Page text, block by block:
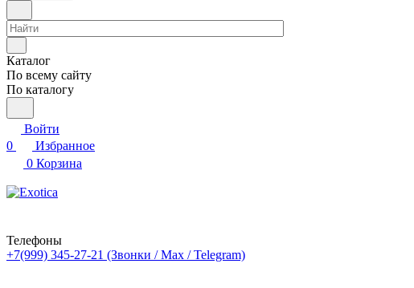
Каталог
По всему сайту
По каталогу
Войти
0
Избранное
0 Корзина
Телефоны
+7(999) 345-27-21 (Звонки / Max / Telegram)